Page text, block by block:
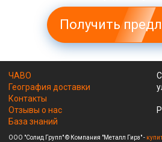
Получить
ЧАВО
География доставки
Контакты
Отзывы о нас
База знаний
ООО "Солид Групп" © Компания "Металл Гирз" -